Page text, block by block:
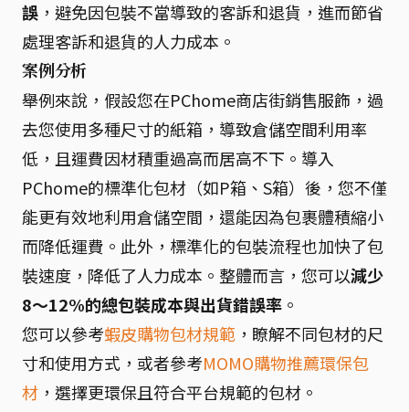
誤 ，避免因包裝不當導致的客訴和退貨，進而節省
處理客訴和退貨的人力成本。
案例分析
舉例來說，假設您在PChome商店街銷售服飾，過
去您使用多種尺寸的紙箱，導致倉儲空間利用率
低，且運費因材積重過高而居高不下。導入
PChome的標準化包材（如P箱、S箱）後，您不僅
能更有效地利用倉儲空間，還能因為包裹體積縮小
而降低運費。此外，標準化的包裝流程也加快了包
裝速度，降低了人力成本。整體而言，您可以減少
8～12%的總包裝成本與出貨錯誤率 。
您可以參考蝦皮購物包材規範 ，瞭解不同包材的尺
寸和使用方式，或者參考MOMO購物推薦環保包
材 ，選擇更環保且符合平台規範的包材。